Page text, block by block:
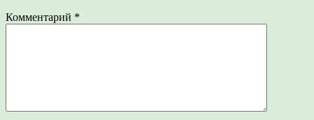
Комментарий *